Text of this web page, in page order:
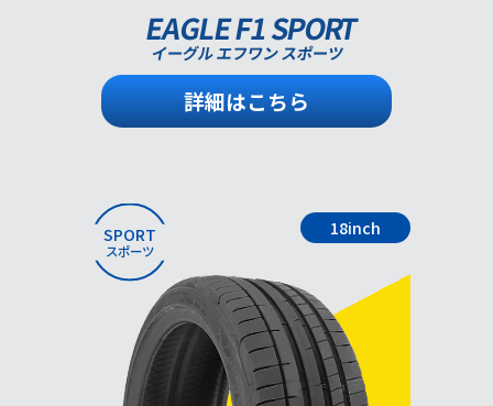
EAGLE F1 SPORT
イーグル エフワン スポーツ
詳細はこちら
SPORT
スポーツ
18inch